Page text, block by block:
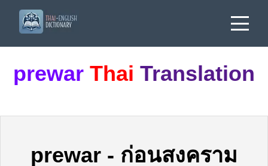
prewar Thai Translation
prewar - ก่อนสงคราม